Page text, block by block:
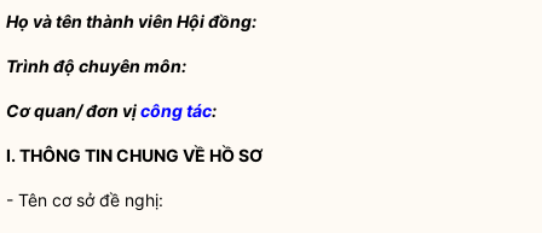
Họ và tên thành viên Hội đồng:
Trình độ chuyên môn:
Cơ quan/ đơn vịcông tác:
I. THÔNG TIN CHUNG VỀ HỒ SƠ
- Tên cơ sở đề nghị: